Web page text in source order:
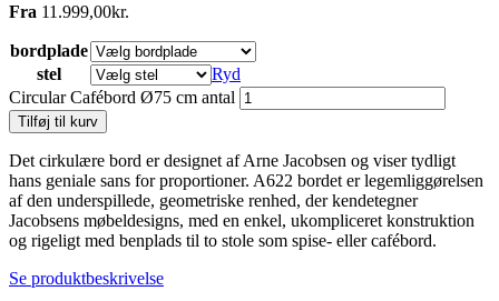
Fra 11.999,00kr.
bordplade
stel
Ryd
Circular Cafébord Ø75 cm antal
Tilføj til kurv
Det cirkulære bord er designet af Arne Jacobsen og viser tydligt
hans geniale sans for proportioner. A622 bordet er legemliggørelsen
af den underspillede, geometriske renhed, der kendetegner
Jacobsens møbeldesigns, med en enkel, ukompliceret konstruktion
og rigeligt med benplads til to stole som spise- eller cafébord.
Se produktbeskrivelse